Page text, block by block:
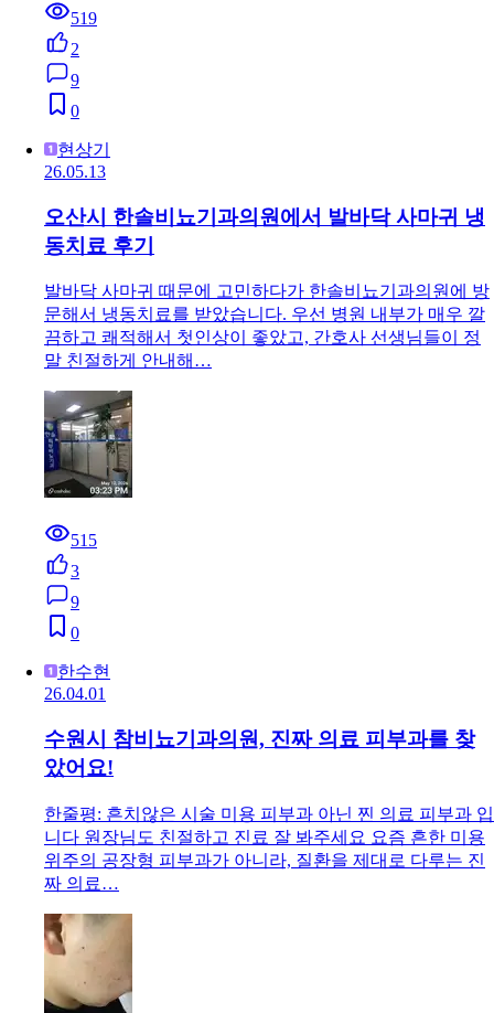
519
2
9
0
현상기
26.05.13
오산시 한솔비뇨기과의원에서 발바닥 사마귀 냉
동치료 후기
발바닥 사마귀 때문에 고민하다가 한솔비뇨기과의원에 방
문해서 냉동치료를 받았습니다. 우선 병원 내부가 매우 깔
끔하고 쾌적해서 첫인상이 좋았고, 간호사 선생님들이 정
말 친절하게 안내해…
515
3
9
0
한수현
26.04.01
수원시 참비뇨기과의원, 진짜 의료 피부과를 찾
았어요!
한줄평: 흔치않은 시술 미용 피부과 아닌 찐 의료 피부과 입
니다 원장님도 친절하고 진료 잘 봐주세요 요즘 흔한 미용
위주의 공장형 피부과가 아니라, 질환을 제대로 다루는 진
짜 의료…